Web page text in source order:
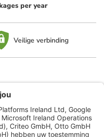
per year
Veilige verbinding